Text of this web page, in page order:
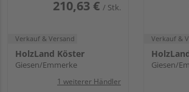
210,63 € / Stk.
Verkauf & Versand
HolzLand Köster
Giesen/Emmerke
1 weiterer Händler
Verkauf &
Giesen/